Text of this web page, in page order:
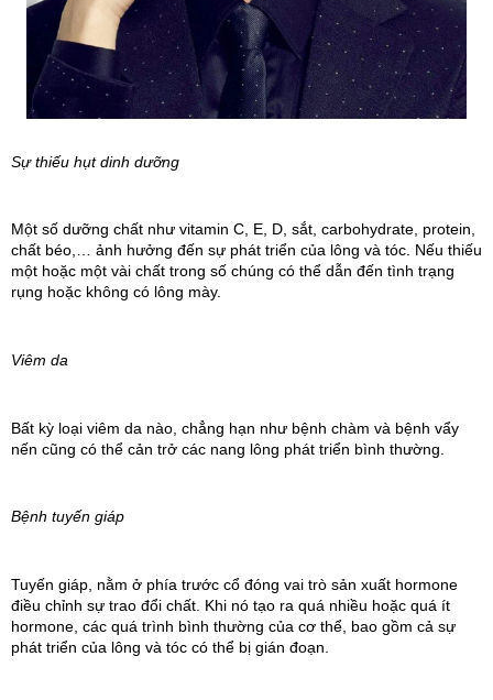
Sự thiếu hụt dinh dưỡng
Một số dưỡng chất như vitamin C, E, D, sắt, carbohydrate, protein,
chất béo,… ảnh hưởng đến sự phát triển của lông và tóc. Nếu thiếu
một hoặc một vài chất trong số chúng có thể dẫn đến tình trạng
rụng hoặc không có lông mày.
Viêm da
Bất kỳ loại viêm da nào, chẳng hạn như bệnh chàm và bệnh vẩy
nến cũng có thể cản trở các nang lông phát triển bình thường.
Bệnh tuyến giáp
Tuyến giáp, nằm ở phía trước cổ đóng vai trò sản xuất hormone
điều chỉnh sự trao đổi chất. Khi nó tạo ra quá nhiều hoặc quá ít
hormone, các quá trình bình thường của cơ thể, bao gồm cả sự
phát triển của lông và tóc có thể bị gián đoạn.